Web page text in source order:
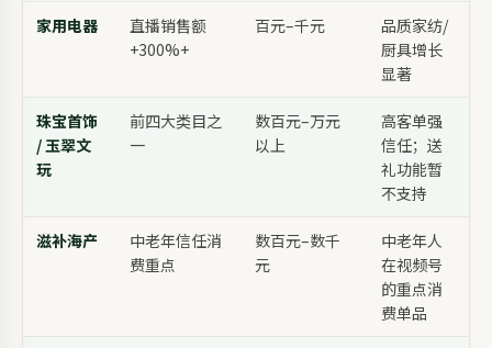
家用电器
直播销售额
+300%+
百元–千元
品质家纺/
厨具增长
显著
珠宝首饰
/ 玉翠文
玩
前四大类目之
一
数百元–万元
以上
高客单强
信任；送
礼功能暂
不支持
滋补海产
中老年信任消
费重点
数百元–数千
元
中老年人
在视频号
的重点消
费单品